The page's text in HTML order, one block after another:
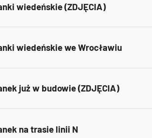
wiedeńskie (ZDJĘCIA)
wiedeńskie we Wrocławiu
już w budowie (ZDJĘCIA)
na trasie linii N